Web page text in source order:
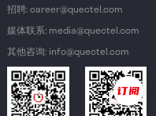
招聘: career@quectel.com
媒体联系: media@quectel.com
其他咨询: info@quectel.com